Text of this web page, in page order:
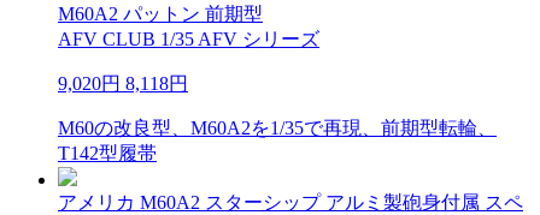
M60A2 パットン 前期型
AFV CLUB 1/35 AFV シリーズ
9,020円 8,118円
M60の改良型、M60A2を1/35で再現、前期型転輪、
T142型履帯
アメリカ M60A2 スターシップ アルミ製砲身付属 スペ